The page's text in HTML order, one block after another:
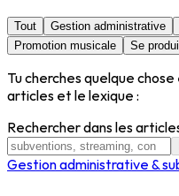
Tout Gestion administrative
Promotion musicale
Se
Tu cherches quelque
articles et le lexique :
Rechercher dans les
Gestion administrative &